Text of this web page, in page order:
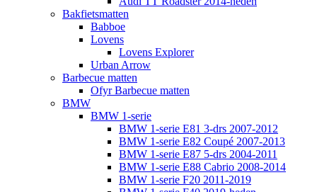
Bakfietsmatten
Babboe
Lovens
Lovens Explorer
Urban Arrow
Barbecue matten
Ofyr Barbecue matten
BMW
BMW 1-serie
BMW 1-serie E81 3-drs 2007-2012
BMW 1-serie E82 Coupé 2007-2013
BMW 1-serie E87 5-drs 2004-2011
BMW 1-serie E88 Cabrio 2008-2014
BMW 1-serie F20 2011-2019